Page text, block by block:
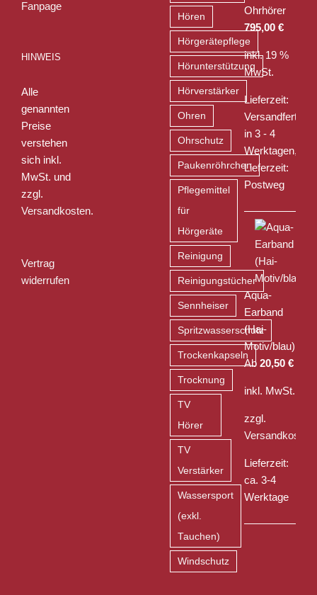
HINWEIS
Alle
genannten
Preise
verstehen
sich inkl.
MwSt. und
zzgl.
Versandkosten.
Vertrag
widerrufen
Hören
Hörgerätepflege
Hörunterstützung
Hörverstärker
Ohren
Ohrschutz
Paukenröhrchen
Pflegemittel
für
Hörgeräte
Reinigung
Reinigungstücher
Sennheiser
Spritzwasserschutz
Trockenkapseln
Trocknung
TV
Hörer
TV
Verstärker
Wassersport
(exkl.
Tauchen)
Windschutz
Ohrhörer
795,00 €
inkl. 19 %
MwSt.
Lieferzeit:
Versandfertig
in 3 - 4
Werktagen,
Lieferzeit:
Postweg
Aqua-
Earband
(Hai-
Motiv/blau)
Ab 20,50 €
inkl. MwSt.
zzgl.
Versandkosten
Lieferzeit:
ca. 3-4
Werktage